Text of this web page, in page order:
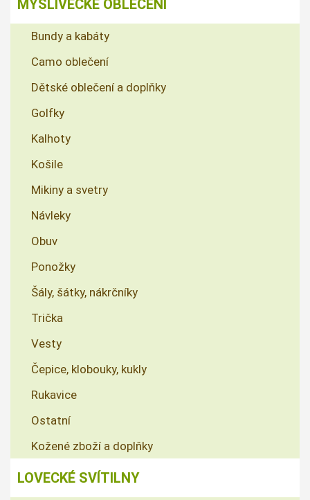
MYSLIVECKÉ OBLEČENÍ
Bundy a kabáty
Camo oblečení
Dětské oblečení a doplňky
Golfky
Kalhoty
Košile
Mikiny a svetry
Návleky
Obuv
Ponožky
Šály, šátky, nákrčníky
Trička
Vesty
Čepice, klobouky, kukly
Rukavice
Ostatní
Kožené zboží a doplňky
LOVECKÉ SVÍTILNY